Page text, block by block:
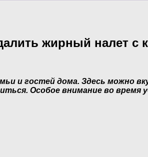
жирный налет с
и гостей дома. Здесь можно
Особое внимание во время